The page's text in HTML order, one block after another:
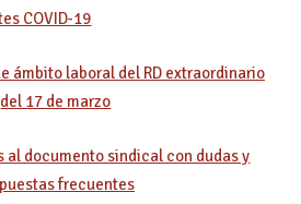
ámbito laboral del RD extraordinario
del 17 de marzo
al documento sindical con dudas y
frecuentes